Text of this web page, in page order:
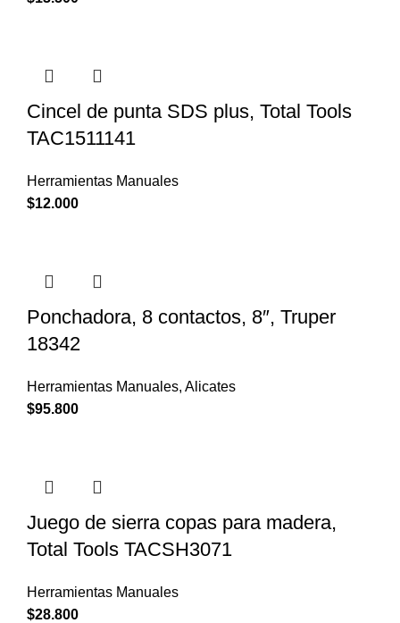
Cincel de punta SDS plus, Total Tools
TAC1511141
Herramientas Manuales
$12.000
Ponchadora, 8 contactos, 8″, Truper
18342
Herramientas Manuales, Alicates
$95.800
Juego de sierra copas para madera,
Total Tools TACSH3071
Herramientas Manuales
$28.800